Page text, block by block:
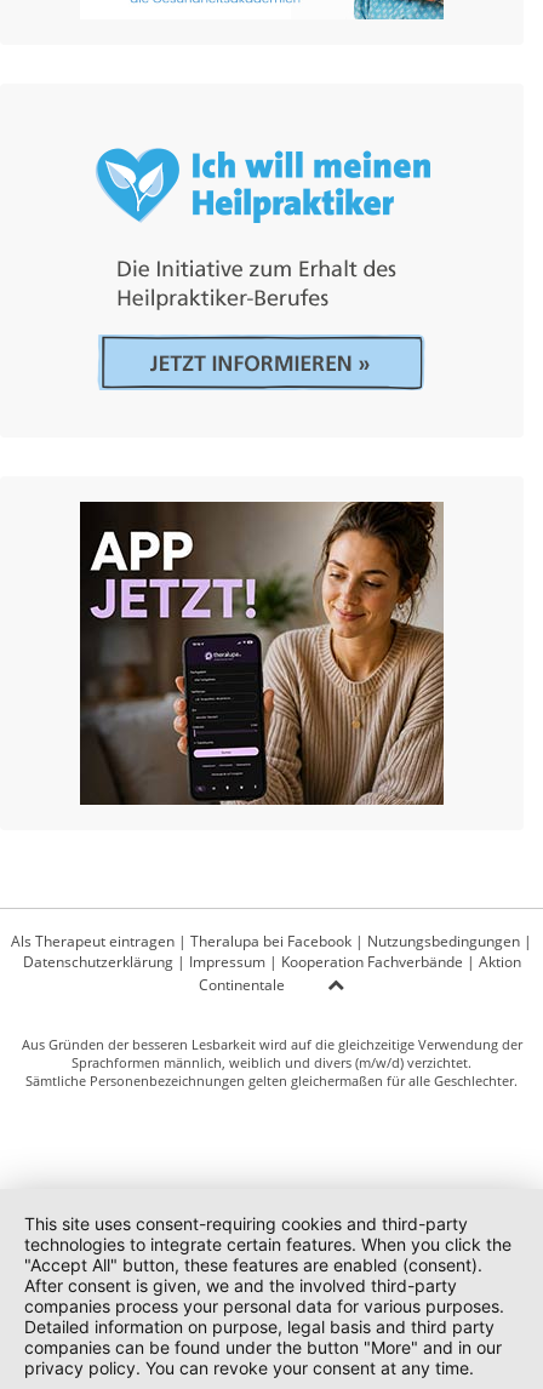
Als Therapeut eintragen | Theralupa bei Facebook | Nutzungsbedingungen |
Datenschutzerklärung| Impressum| Kooperation Fachverbände | Aktion
Continentale
Aus Gründen der besseren Lesbarkeit wird auf die gleichzeitige Verwendung der
Sprachformen männlich, weiblich und divers (m/w/d) verzichtet.
Sämtliche Personenbezeichnungen gelten gleichermaßen für alle Geschlechter.
This site uses consent-requiring cookies and third-party
technologies to integrate certain features. When you click the
"Accept All" button, these features are enabled (consent).
After consent is given, we and the involved third-party
companies process your personal data for various purposes.
Detailed information on purpose, legal basis and third party
companies can be found under the button "More" and in our
privacy policy. You can revoke your consent at any time.